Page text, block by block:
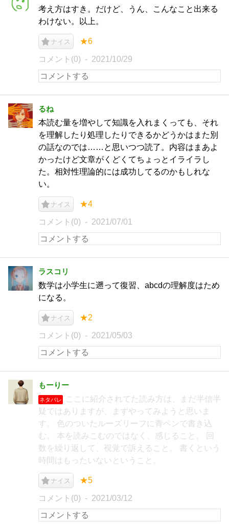
考え方はすき。だけど、うん、こんなこと出来る
わけない。以上。
ナイス ★6
コメント(0) 2021/10/29
るね
本読む量を増やして知識を入れまくっても、それ
を理解したり処理したりできるかどうかはまた別
の話なのでは……と思いつつ読了。内容はまあよ
かったけど文章がくどくてちょっとイライラし
た。相対性理論的には成功してるのかもしれな
い。
ナイス ★4
コメント(0) 2021/07/01
ラスコリ
数学は小学生に遡って復習、abcdの理解度はため
になる。
ナイス ★2
コメント(0) 2021/05/03
もーりー
ネタバレ
ここに紹介されてた読み方は、まだ半信半
疑ではありますが、まずやってみようと思いま
す。 色のついたルーズリーフに青ペンで書き込
む。 本を読みこむのではなく、感じること。 回
数を繰り返して、視覚で訴えること。 書くという
時間はもったいないということ。
ナイス ★5
コメント(0) 2021/03/12